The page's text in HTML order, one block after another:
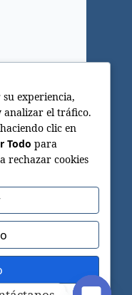
experiencia,
analizar el tráfico.
clic en
Todo para
rechazar cookies